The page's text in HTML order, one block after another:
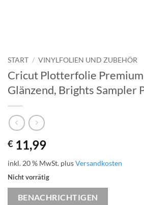
START / VINYLFOLIEN UND ZUBEHÖR
Cricut Plotterfolie
Glänzend, Brights Sampler
€ 11,99
inkl. 20 % MwSt. plusVersandkosten
Nicht vorrätig
BENACHRICHTIGEN